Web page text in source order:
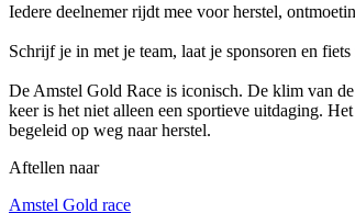
Iedere deelnemer rijdt mee voor herstel,
Schrijf je in met je team, laat je sponsoren en
De Amstel Gold Race is iconisch. De klim van
keer is het niet alleen een sportieve uitdaging.
begeleid op weg naar herstel.
Aftellen naar
Amstel Gold race